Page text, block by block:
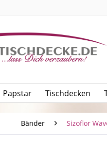
Papstar Tischdecken
Bänder Sizoflor